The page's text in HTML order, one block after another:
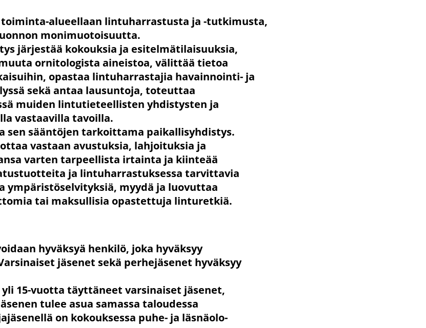
alueellaan lintuharrastusta ja -tutkimusta,
monimuotoisuutta.
järjestää kokouksia ja esitelmätilaisuuksia,
ornitologista aineistoa, välittää tietoa
opastaa lintuharrastajia havainnointi- ja
sekä antaa lausuntoja, toteuttaa
muiden lintutieteellisten yhdistysten ja
vastaavilla tavoilla.
sen sääntöjen tarkoittama paikallisyhdistys.
vastaan avustuksia, lahjoituksia ja
varten tarpeellista irtainta ja kiinteää
ja lintuharrastuksessa tarvittavia
ympäristöselvityksiä, myydä ja luovuttaa
tai maksullisia opastettuja linturetkiä.
hyväksyä henkilö, joka hyväksyy
jäsenet sekä perhejäsenet hyväksyy
15-vuotta täyttäneet varsinaiset jäsenet,
tulee asua samassa taloudessa
on kokouksessa puhe- ja läsnäolo-